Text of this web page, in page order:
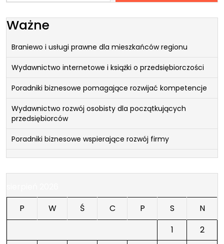
Ważne
Braniewo i usługi prawne dla mieszkańców regionu
Wydawnictwo internetowe i książki o przedsiębiorczości
Poradniki biznesowe pomagające rozwijać kompetencje
Wydawnictwo rozwój osobisty dla początkujących
przedsiębiorców
Poradniki biznesowe wspierające rozwój firmy
P
W Ś C P S
N
1
2